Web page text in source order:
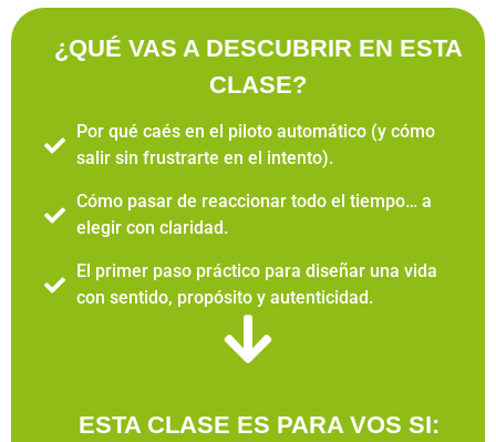
¿QUÉ VAS A DESCUBRIR EN ESTA
CLASE?
Por qué caés en el piloto automático (y cómo
salir sin frustrarte en el intento).
Cómo pasar de reaccionar todo el tiempo… a
elegir con claridad.
El primer paso práctico para diseñar una vida
con sentido, propósito y autenticidad.
ESTA CLASE ES PARA VOS SI: